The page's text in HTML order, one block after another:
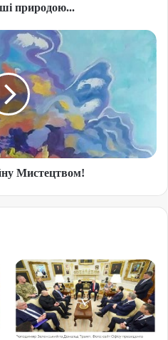
природою...
Мистецтвом!